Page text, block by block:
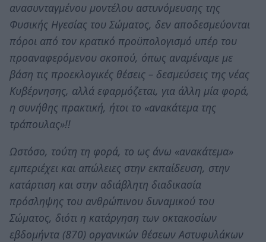
ανασυνταγμένου μοντέλου αστυνόμευσης της
Φυσικής Ηγεσίας του Σώματος, δεν αποδεσμεύονται
πόροι από τον κρατικό προϋπολογισμό υπέρ του
προαναφερόμενου σκοπού, όπως αναμέναμε με
βάση τις προεκλογικές θέσεις – δεσμεύσεις της νέας
Κυβέρνησης, αλλά εφαρμόζεται, για άλλη μία φορά,
η συνήθης πρακτική, ήτοι το «ανακάτεμα της
τράπουλας»!!
Ωστόσο, τούτη τη φορά, το ως άνω «ανακάτεμα»
εμπεριέχει και απώλειες στην εκπαίδευση, στην
κατάρτιση και στην αδιάβλητη διαδικασία
πρόσληψης του ανθρώπινου δυναμικού του
Σώματος, διότι η κατάργηση των οκτακοσίων
εβδομήντα (870) οργανικών θέσεων Αστυφυλάκων